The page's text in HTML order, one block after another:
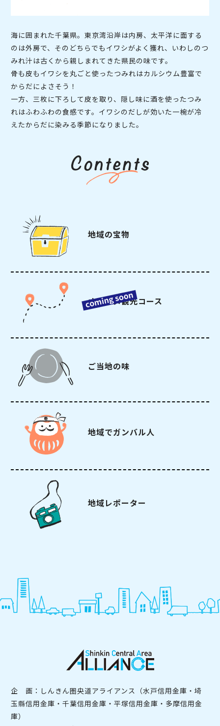
海に囲まれた千葉県。東京湾沿岸は内房、太平洋に面する
のは外房で、そのどちらでもイワシがよく獲れ、いわしのつ
みれ汁は古くから親しまれてきた県民の味です。
骨も皮もイワシを丸ごと使ったつみれはカルシウム豊富で
からだによさそう！
一方、三枚に下ろして皮を取り、隠し味に酒を使ったつみ
れはふわふわの食感です。イワシのだしが効いた一椀が冷
えたからだに染みる季節になりました。
地域の宝物
オススメ観光コース
ご当地の味
地域でガンバル人
地域レポーター
企 画：しんきん圏央道アライアンス（水戸信用金庫・埼
玉縣信用金庫・千葉信用金庫・平塚信用金庫・多摩信用金
庫）